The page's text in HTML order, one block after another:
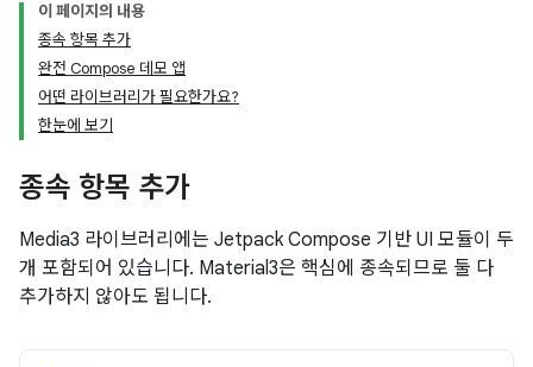
이 페이지의 내용
종속 항목 추가
완전 Compose 데모 앱
어떤 라이브러리가 필요한가요?
한눈에 보기
종속 항목 추가
Media3 라이브러리에는 Jetpack Compose 기반 UI 모듈이 두
개 포함되어 있습니다. Material3은 핵심에 종속되므로 둘 다
추가하지 않아도 됩니다.